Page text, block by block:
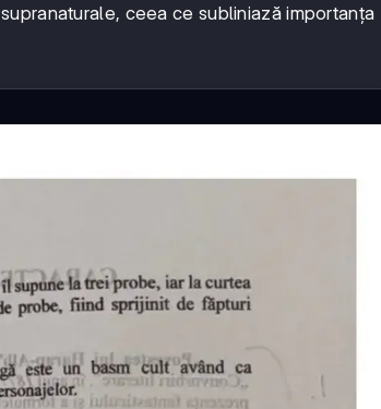
ceea ce subliniază importanța